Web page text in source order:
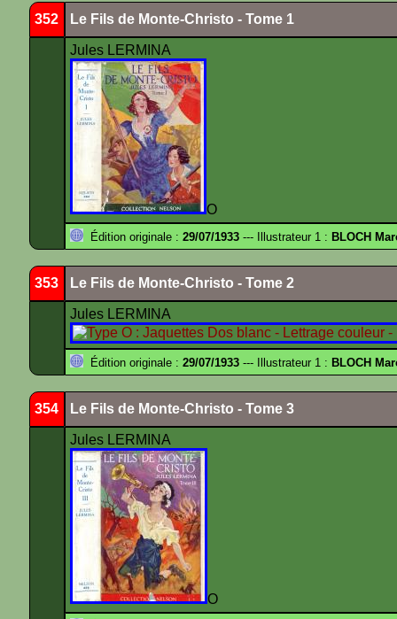
352 Le Fils de Monte-Christo - Tome 1
Jules LERMINA
O
Édition originale : 29/07/1933 --- Illustrateur 1 : BLOCH
353 Le Fils de Monte-Christo - Tome 2
Jules LERMINA
Édition originale : 29/07/1933 --- Illustrateur 1 : BLOCH
354 Le Fils de Monte-Christo - Tome 3
Jules LERMINA
O